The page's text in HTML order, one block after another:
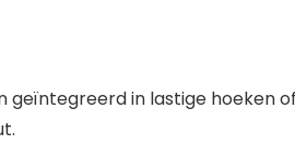
in lastige hoeken